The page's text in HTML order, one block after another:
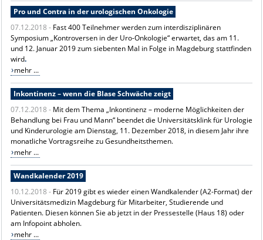
Pro und Contra in der urologischen Onkologie
07.12.2018 - Fast 400 Teilnehmer werden zum interdisziplinären
Symposium „Kontroversen in der Uro-Onkologie“ erwartet, das am 11.
und 12. Januar 2019 zum siebenten Mal in Folge in Magdeburg stattfinden
wird.
mehr ...
Inkontinenz – wenn die Blase Schwäche zeigt
07.12.2018 - Mit dem Thema „Inkontinenz – moderne Möglichkeiten der
Behandlung bei Frau und Mann“ beendet die Universitätsklink für Urologie
und Kinderurologie am Dienstag, 11. Dezember 2018, in diesem Jahr ihre
monatliche Vortragsreihe zu Gesundheitsthemen.
mehr ...
Wandkalender 2019
10.12.2018 - Für 2019 gibt es wieder einen Wandkalender (A2-Format) der
Universitätsmedizin Magdeburg für Mitarbeiter, Studierende und
Patienten. Diesen können Sie ab jetzt in der Pressestelle (Haus 18) oder
am Infopoint abholen.
mehr ...